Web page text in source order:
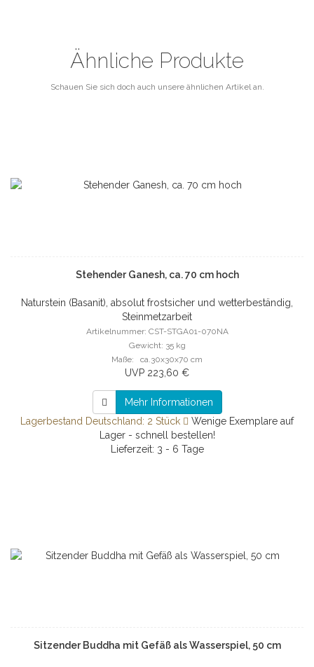
Ähnliche Produkte
Schauen Sie sich doch auch unsere ähnlichen Artikel an.
Stehender Ganesh, ca. 70 cm hoch
Naturstein (Basanit), absolut frostsicher und wetterbeständig,
Steinmetzarbeit
Artikelnummer: CST-STGA01-070NA
Gewicht: 35 kg
Maße: ca.30x30x70 cm
UVP 223,60 €
Mehr Informationen
Lagerbestand Deutschland: 2 Stück
Wenige Exemplare auf
Lager - schnell bestellen!
Lieferzeit: 3 - 6 Tage
Sitzender Buddha mit Gefäß als Wasserspiel, 50 cm